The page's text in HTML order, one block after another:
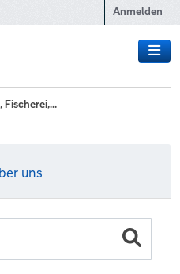
Anmelden
Fischerei,...
uns